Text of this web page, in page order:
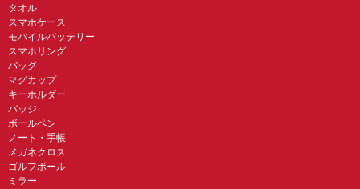
タオル
スマホケース
モバイルバッテリー
スマホリング
バッグ
マグカップ
キーホルダー
バッジ
ボールペン
ノート・手帳
メガネクロス
ゴルフボール
ミラー